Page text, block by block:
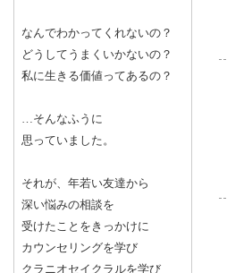
なんでわかってくれないの？
どうしてうまくいかないの？
私に生きる価値ってあるの？
…そんなふうに
思っていました。
それが、年若い友達から
深い悩みの相談を
受けたことをきっかけに
カウンセリングを学び
クラニオセイクラルを学び